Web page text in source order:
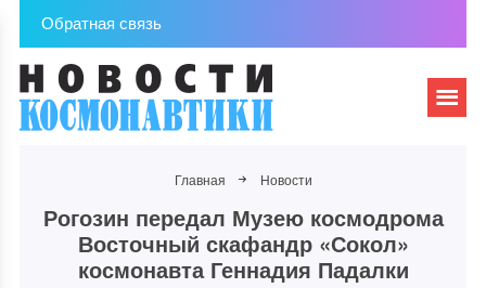
Обратная связь
Главная Новости
Рогозин передал Музею космодрома
Восточный скафандр «Сокол»
космонавта Геннадия Падалки